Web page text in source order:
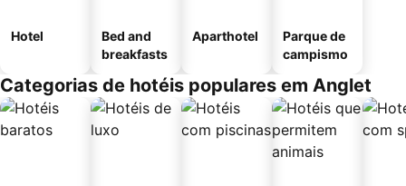
Hotel
Bed and
breakfasts
Aparthotel
Parque de
campismo
Categorias de hotéis populares em Anglet